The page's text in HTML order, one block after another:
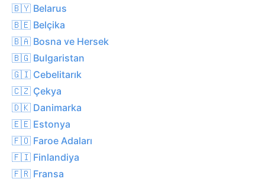
🇧🇾 Belarus
🇧🇪 Belçika
🇧🇦 Bosna ve Hersek
🇧🇬 Bulgaristan
🇬🇮 Cebelitarık
🇨🇿 Çekya
🇩🇰 Danimarka
🇪🇪 Estonya
🇫🇴 Faroe Adaları
🇫🇮 Finlandiya
🇫🇷 Fransa